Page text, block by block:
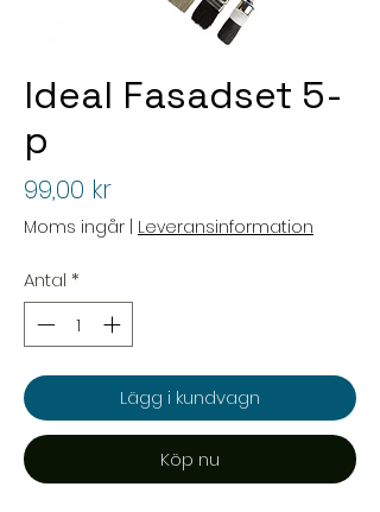
Ideal Fasadset 5-
p
99,00 krPris
Moms ingår | Leveransinformation
Antal *
Lägg i kundvagn
Köp nu